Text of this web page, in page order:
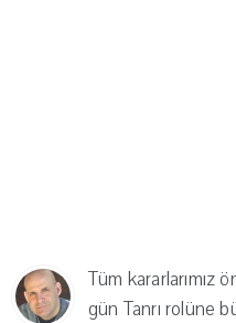
Tüm kararlarımız
gün Tanrı rolüne